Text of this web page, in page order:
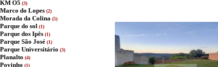
KM O5 (3)
Marco do Lopes (2)
Morada da Colina (5)
Parque do sol (1)
Parque dos Ipês (1)
Parque São José (1)
Parque Universitário (3)
Planalto (4)
Povinho (1)